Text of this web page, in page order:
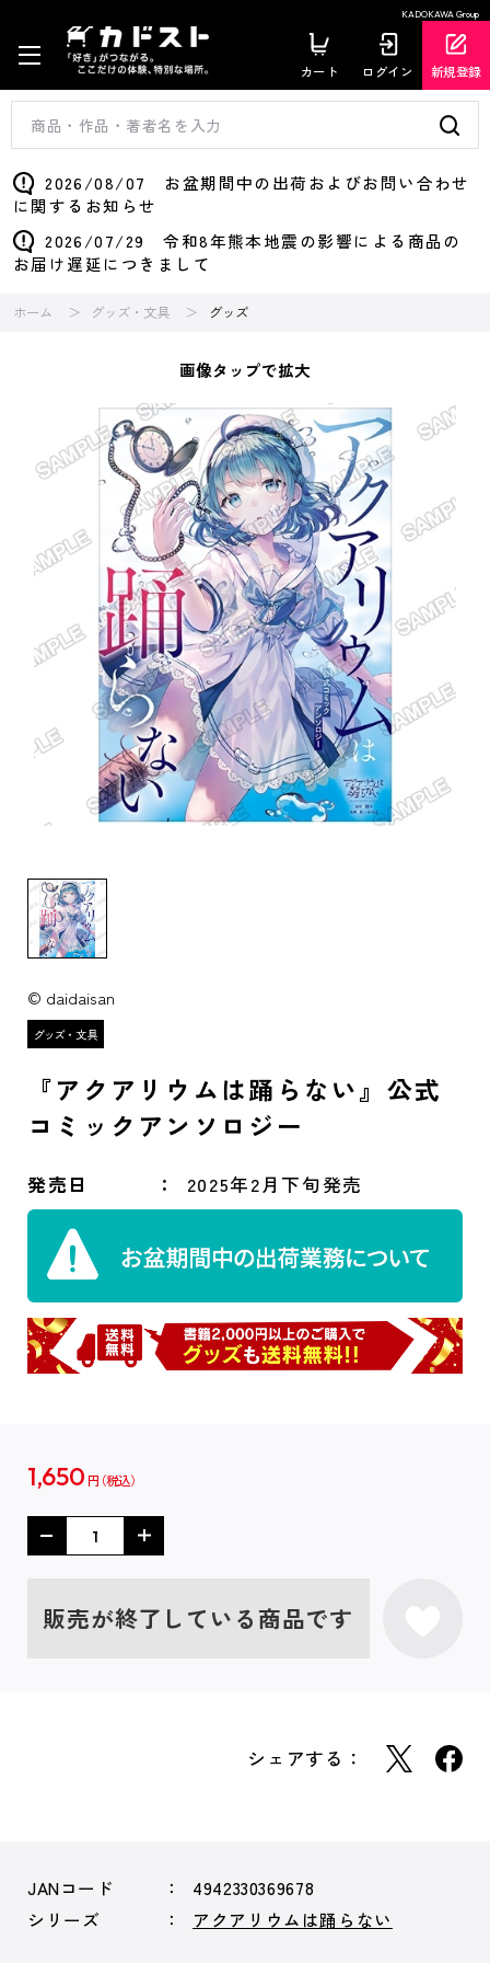
KADOKAWA Group
カート ログイン 新規登録
2026/08/07 お盆期間中の出荷およびお問い合わせ
に関するお知らせ
2026/07/29 令和8年熊本地震の影響による商品の
お届け遅延につきまして
ホーム グッズ・文具 グッズ
画像タップで拡大
© daidaisan
『アクアリウムは踊らない』公式
コミックアンソロジー
発売日 2025年2月下旬発売
1,650 円
販売が終了している商品です
シェアする：
JANコード
4942330369678
シリーズ
アクアリウムは踊らない